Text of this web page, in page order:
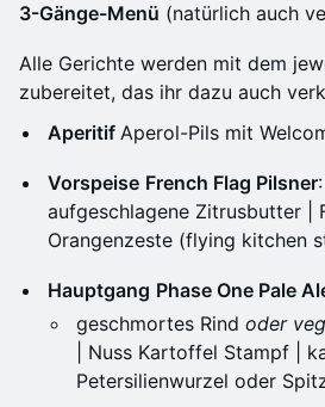
3-Gänge-Menü (natürlich auch
Alle Gerichte werden mit dem
zubereitet, das ihr dazu auch
Aperitif Aperol-Pils mit
Vorspeise French Flag Pilsner
aufgeschlagene Zitrusbutter |
Orangenzeste (flying kitchen
Hauptgang Phase One Pale
geschmortes Rind oder
| Nuss Kartoffel Stampf |
Petersilienwurzel oder